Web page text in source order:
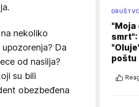
nekoliko
Da
od nasilja?
su bili
obezbeđena
DRUŠTVO
"Moja
poštu